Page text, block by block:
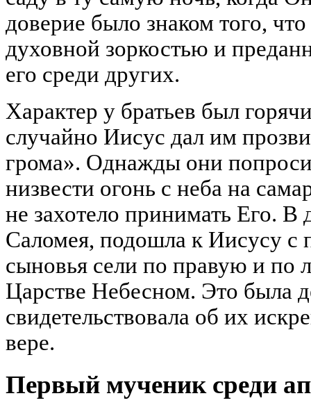
доверие было знаком того,
духовной зоркостью и
его среди других.
Характер у братьев был
случайно Иисус дал им
грома». Однажды они
низвести огонь с неба на
не захотело принимать Его. В
Саломея, подошла к Иисусу с
сыновья сели по правую и по
Царстве Небесном. Это была
свидетельствовала об их
вере.
Первый мученик среди